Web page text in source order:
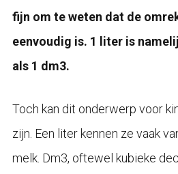
fijn om te weten dat de
eenvoudig is. 1 liter is
als 1 dm3.
Toch kan dit onderwerp voor
zijn. Een liter kennen ze vaak
melk. Dm3, oftewel kubieke